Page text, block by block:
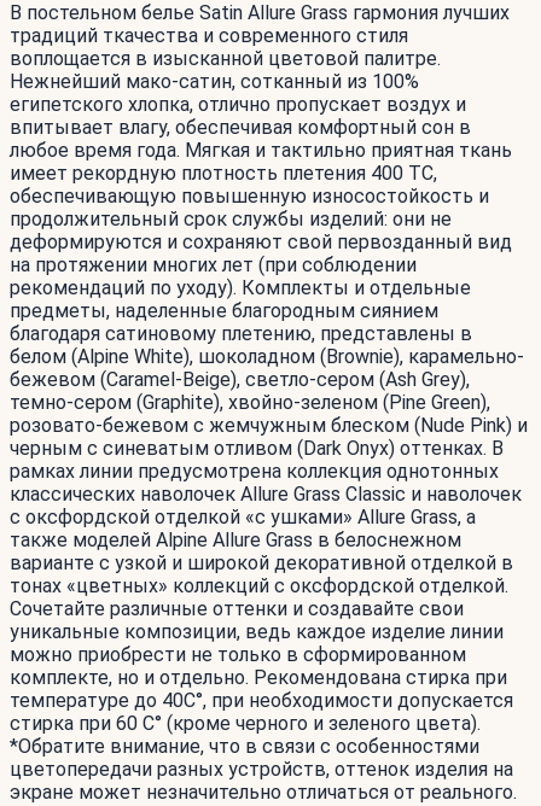
В постельном белье Satin Allure Grass гармония лучших
традиций ткачества и современного стиля
воплощается в изысканной цветовой палитре.
Нежнейший мако-сатин, сотканный из 100%
египетского хлопка, отлично пропускает воздух и
впитывает влагу, обеспечивая комфортный сон в
любое время года. Мягкая и тактильно приятная ткань
имеет рекордную плотность плетения 400 ТС,
обеспечивающую повышенную износостойкость и
продолжительный срок службы изделий: они не
деформируются и сохраняют свой первозданный вид
на протяжении многих лет (при соблюдении
рекомендаций по уходу). Комплекты и отдельные
предметы, наделенные благородным сиянием
благодаря сатиновому плетению, представлены в
белом (Alpine White), шоколадном (Brownie), карамельно-
бежевом (Caramel-Beige), светло-сером (Ash Grey),
темно-сером (Graphite), хвойно-зеленом (Pine Green),
розовато-бежевом с жемчужным блеском (Nude Pink) и
черным c синеватым отливом (Dark Onyx) оттенках. В
рамках линии предусмотрена коллекция однотонных
классических наволочек Allure Grass Classic и наволочек
с оксфордской отделкой «с ушками» Allure Grass, а
также моделей Alpine Allure Grass в белоснежном
варианте с узкой и широкой декоративной отделкой в
тонах «цветных» коллекций с оксфордской отделкой.
Сочетайте различные оттенки и создавайте свои
уникальные композиции, ведь каждое изделие линии
можно приобрести не только в сформированном
комплекте, но и отдельно. Рекомендована стирка при
температуре до 40С°, при необходимости допускается
стирка при 60 С° (кроме черного и зеленого цвета).
*Обратите внимание, что в связи с особенностями
цветопередачи разных устройств, оттенок изделия на
экране может незначительно отличаться от реального.